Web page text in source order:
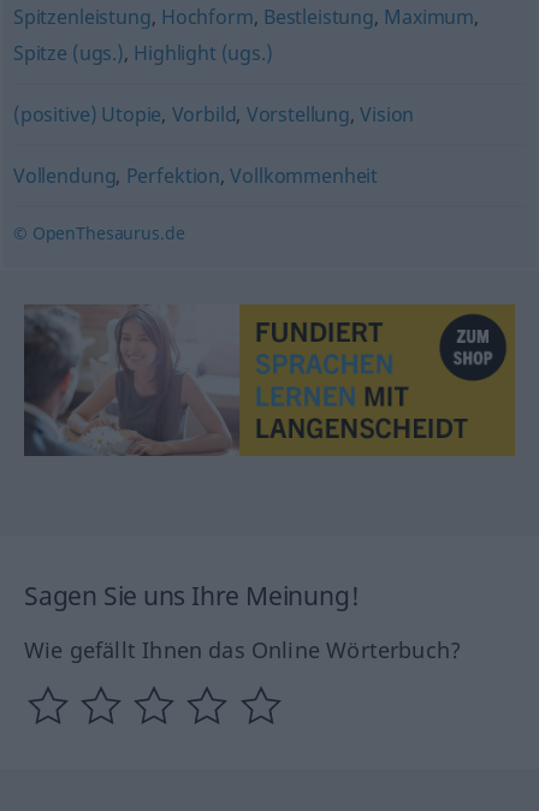
Spitzenleistung, Hochform, Bestleistung, Maximum,
Spitze (ugs.), Highlight (ugs.)
(positive) Utopie, Vorbild, Vorstellung,Vision
Vollendung, Perfektion,Vollkommenheit
© OpenThesaurus.de
Sagen Sie uns Ihre Meinung!
Wie gefällt Ihnen das Online Wörterbuch?